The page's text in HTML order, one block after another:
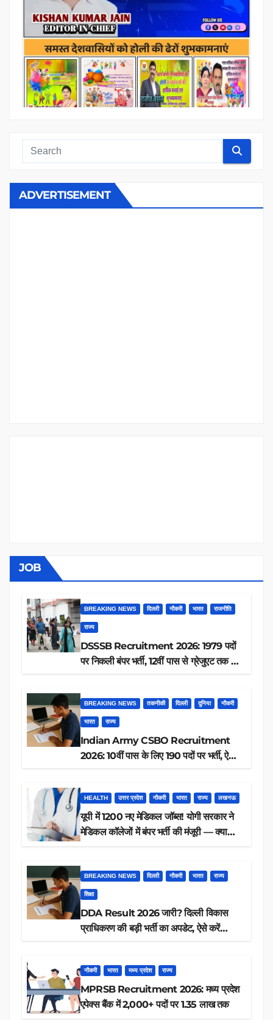
ADVERTISEMENT
JOB
BREAKING NEWS दिल्ली नौकरी भारत राजनीति
राज्य
DSSSB Recruitment 2026: 1979 पदों
पर निकली बंपर भर्ती, 12वीं पास से ग्रेजुएट तक करें
BREAKING NEWS तकनीकी दिल्ली दुनिया नौकरी
भारत राज्य
Indian Army CSBO Recruitment
2026: 10वीं पास के लिए 190 पदों पर भर्ती, ऐसे
HEALTH उत्तर प्रदेश नौकरी भारत राज्य लखनऊ
यूपी में 1200 नए मेडिकल जॉब्स! योगी सरकार ने
मेडिकल कॉलेजों में बंपर भर्ती की मंजूरी — क्या
BREAKING NEWS दिल्ली नौकरी भारत राज्य
शिक्षा
DDA Result 2026 जारी? दिल्ली विकास
प्राधिकरण की बड़ी भर्ती का अपडेट, ऐसे करें
नौकरी भारत मध्य प्रदेश राज्य
MPRSB Recruitment 2026: मध्य प्रदेश
एपेक्स बैंक में 2,000+ पदों पर 1.35 लाख तक